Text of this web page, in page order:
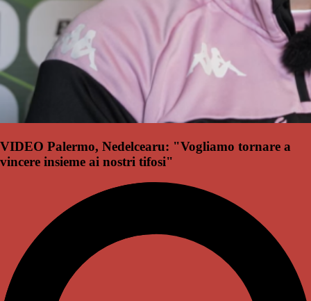
VIDEO Palermo, Nedelcearu: "Vogliamo tornare a
vincere insieme ai nostri tifosi"